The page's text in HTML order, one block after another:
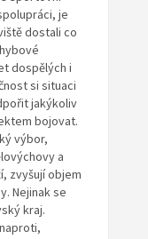
je
dostali co
dospělých i
si situaci
jakýkoliv
bojovat.
výbor,
a
zvyšují objem
Nejinak se
kraj.